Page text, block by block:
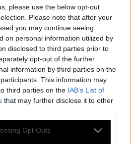
please use the below opt-out
Please note that after your
you may continue seeing
on personal information utilized by
disclosed to third parties prior to
opt-out of the further
information by third parties on the
This information may
third parties on the IAB’s List of
that may further disclose it to other
Opt Outs
die Antworten erraten, die
und sie schlagen. Entwickelt
für seine besten Puzzle-
Apple-Store.
Rätseln direkt auf Ihrem
wiederholen Sie Ihre
wo Sie möchten! Trainieren Sie
jeden Tag brillante
Sie Ihren Wortschatz und Ihr
haben Sie jede Menge Spaß –
Seite enthält Antworten auf